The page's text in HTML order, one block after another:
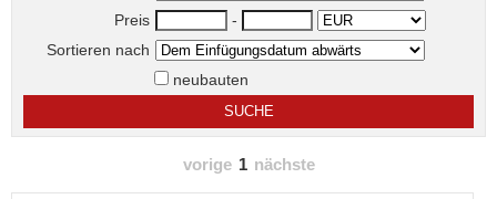
Preis
-
Sortieren nach
neubauten
vorige 1 nächste